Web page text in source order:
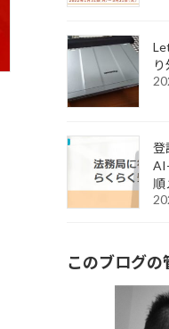
登
順
このブログの